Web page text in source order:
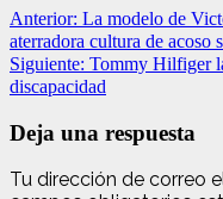
Navegación
de
entradas
Anterior: La modelo de
aterradora cultura de acoso
Siguiente: Tommy Hilfiger
discapacidad
Deja una respuesta
Tu dirección de correo